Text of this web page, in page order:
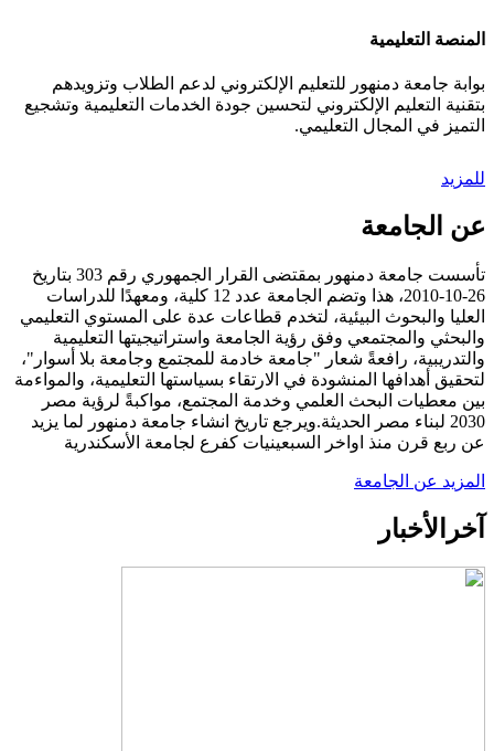
المنصة التعليمية
بوابة جامعة دمنهور للتعليم الإلكتروني لدعم الطلاب وتزويدهم
بتقنية التعليم الإلكتروني لتحسين جودة الخدمات التعليمية وتشجيع
التميز في المجال التعليمي.
للمزيد
عن الجامعة
تأسست جامعة دمنهور بمقتضى القرار الجمهوري رقم 303 بتاريخ
26-10-2010، هذا وتضم الجامعة عدد 12 كلية، ومعهدًا للدراسات
العليا والبحوث البيئية، لتخدم قطاعات عدة على المستوي التعليمي
والبحثي والمجتمعي وفق رؤية الجامعة واستراتيجيتها التعليمية
والتدريبية، رافعةً شعار "جامعة خادمة للمجتمع وجامعة بلا أسوار"،
لتحقيق أهدافها المنشودة في الارتقاء بسياستها التعليمية، والمواءمة
بين معطيات البحث العلمي وخدمة المجتمع، مواكبةً لرؤية مصر
2030 لبناء مصر الحديثة.ويرجع تاريخ انشاء جامعة دمنهور لما يزيد
عن ربع قرن منذ اواخر السبعينيات كفرع لجامعة الأسكندرية
المزيد عن الجامعة
آخر الأخبار